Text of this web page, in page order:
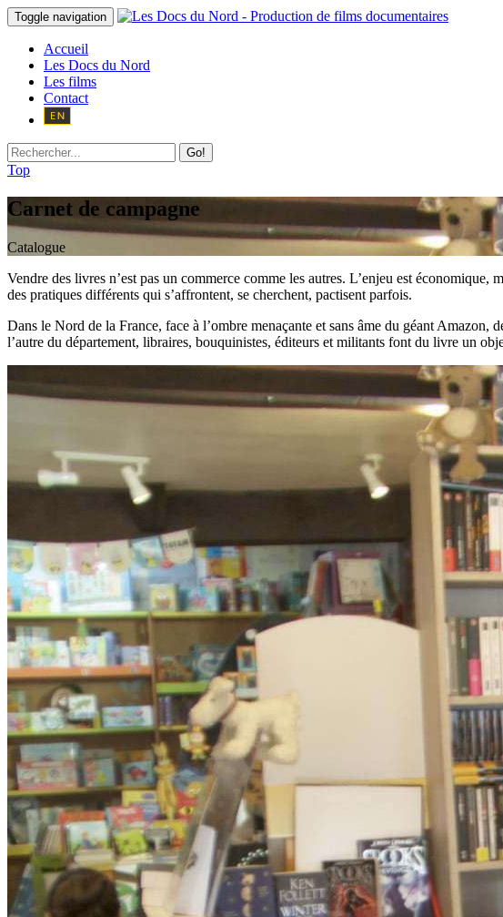
Toggle navigation
Accueil
Les Docs du Nord
Les films
Contact
Go!
Top
Carnet de campagne
Catalogue
Vendre des livres n’est pas un commerce comme les autres. L’enjeu est
des pratiques différents qui s’affrontent, se cherchent, pactisent parfois.
Dans le Nord de la France, face à l’ombre menaçante et sans âme du géant
l’autre du département, libraires, bouquinistes, éditeurs et militants font du livre un